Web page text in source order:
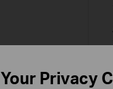
Your Privacy